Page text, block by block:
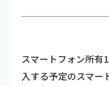
スマートフォン所有
入する予定のスマー